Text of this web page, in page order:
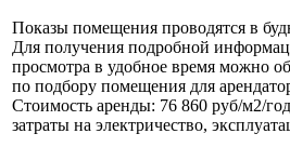
Показы помещения проводятся в
Для получения подробной
просмотра в удобное время можно
по подбору помещения для
Стоимость аренды: 76 860 руб/м2/
затраты на электричество,